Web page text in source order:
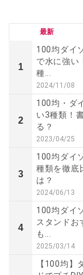
最新
1
100均ダイ
で水に強い
種...
2024/11/08
2
100均・ダ
い3種類！
る？
2023/04/25
3
100均ダイ
種類を徹底
は？
2024/06/13
4
100均ダイ
スタンドお
も...
2025/03/14
【100均】